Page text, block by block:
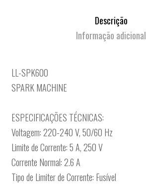
Descrição
Informação adicional
LL-SPK600
SPARK MACHINE
ESPECIFICAÇÕES TÉCNICAS:
Voltagem: 220-240 V, 50/60 Hz
Limite de Corrente: 5 A, 250 V
Corrente Normal: 2.6 A
Tipo de Limiter de Corrente: Fusível